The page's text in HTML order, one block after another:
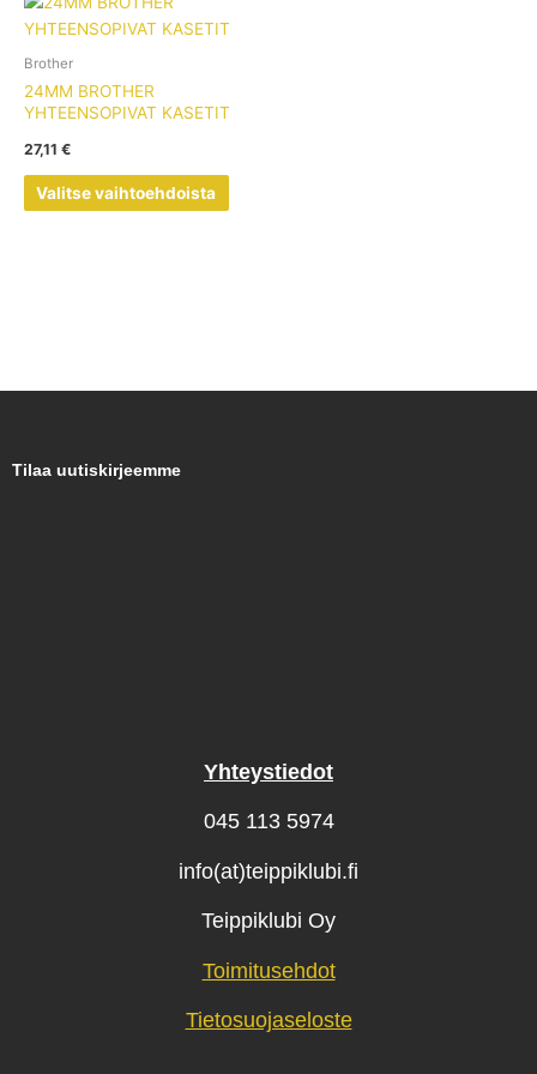
Brother
24MM BROTHER
YHTEENSOPIVAT KASETIT
27,11 €
Valitse vaihtoehdoista
tuotteella
muunnelma.
tuotteen
Tilaa uutiskirjeemme
Yhteystiedot
045 113 5974
info(at)teippiklubi.fi
Teippiklubi Oy
Toimitusehdot
Tietosuojaseloste